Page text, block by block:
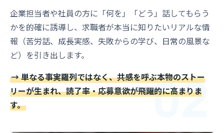
02
企業担当者や社員の方に「何を」「どう」話してもらう
かを的確に誘導し、求職者が本当に知りたいリアルな情
報（苦労話、成長実感、失敗からの学び、日常の風景な
ど）を引き出します。
→ 単なる事実羅列ではなく、共感を呼ぶ本物のストー
リーが生まれ、読了率・応募意欲が飛躍的に高まりま
す。